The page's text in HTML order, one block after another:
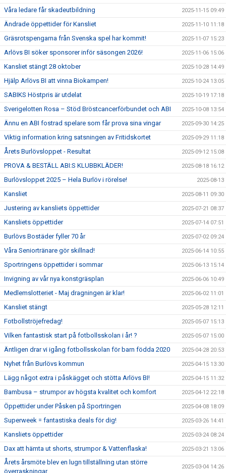
Våra ledare får skadeutbildning 2025-11-15 09:49
Ändrade öppettider för Kansliet 2025-11-10 11:18
Gräsrotspengarna från Svenska spel har kommit! 2025-11-07 15:23
Arlövs BI söker sponsorer inför säsongen 2026! 2025-11-06 15:06
Kansliet stängt 28 oktober 2025-10-28 14:49
Hjälp Arlövs BI att vinna Biokampen! 2025-10-24 13:05
SABIKS Höstpris är utdelat 2025-10-19 17:18
Sverigelotten Rosa – Stöd Bröstcancerförbundet och ABI 2025-10-08 13:54
Ännu en ABI fostrad spelare som får prova sina vingar 2025-09-30 14:25
Viktig information kring satsningen av Fritidskortet 2025-09-29 11:18
Årets Burlövsloppet - Resultat 2025-09-12 15:08
PROVA & BESTÄLL ABI:S KLUBBKLÄDER! 2025-08-18 16:12
Burlövsloppet 2025 – Hela Burlöv i rörelse! 2025-08-13
Kansliet 2025-08-11 09:30
Justering av kansliets öppettider 2025-07-21 08:37
Kansliets öppettider 2025-07-14 07:51
Burlövs Bostäder fyller 70 år 2025-07-02 09:24
Våra Seniortränare gör skillnad! 2025-06-14 10:55
Sportringens öppettider i sommar 2025-06-13 15:14
Invigning av vår nya konstgräsplan 2025-06-06 10:49
Medlemslotteriet - Maj dragningen är klar! 2025-06-02 11:01
Kansliet stängt 2025-05-28 12:11
Fotbollströjefredag! 2025-05-07 15:13
Vilken fantastisk start på fotbollsskolan i år! ? 2025-05-07 15:00
Äntligen drar vi igång fotbollsskolan för barn födda 2020 2025-04-28 20:53
Nyhet från Burlövs kommun 2025-04-15 13:30
Lägg något extra i påskägget och stötta Arlövs BI! 2025-04-15 11:32
Bambusa – strumpor av högsta kvalitet och komfort 2025-04-12 22:18
Öppettider under Påsken på Sportringen 2025-04-08 18:09
Superweek = fantastiska deals för dig! 2025-03-26 14:41
Kansliets öppettider 2025-03-24 08:24
Dax att hämta ut shorts, strumpor & Vattenflaska! 2025-03-21 13:06
Årets årsmöte blev en lugn tillställning utan större
överraskningar
2025-03-04 14:26